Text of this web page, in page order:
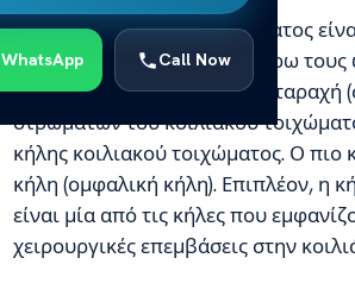
WhatsApp Call Now
Μια κήλη κοιλιακού τοιχώματος
οργάνων με μια σακούλα γύρω τους
που προκαλείται από τη διαταραχή
στρωμάτων του κοιλιακού
κήλης κοιλιακού τοιχώματος. Ο πιο
κήλη (ομφαλική κήλη). Επιπλέον, η
είναι μία από τις κήλες που
χειρουργικές επεμβάσεις στην